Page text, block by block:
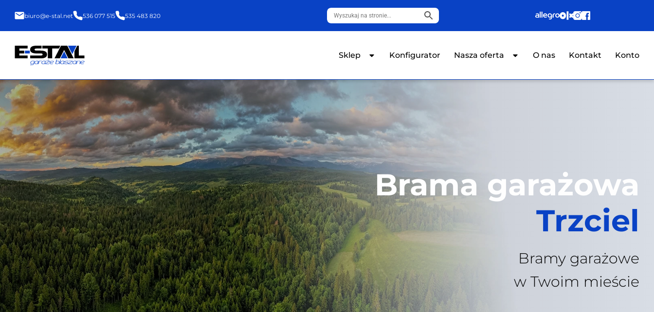
biuro@e-stal.net 536 077 515 535 483 820
Sklep Konfigurator Nasza oferta O nas Kontakt Konto
Brama garażowa
Trzciel
Bramy garażowe
w Twoim mieście